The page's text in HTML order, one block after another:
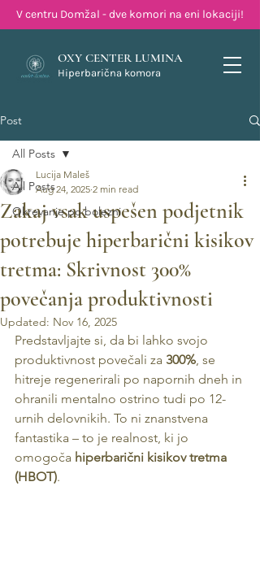
V centru Domžal - dve komori na eni lokaciji!
OXY CENTER LUMINA
Hiperbarična komora
Post
All Posts
Okrevanje po bolezni
All Posts
Zakaj vsak uspešen podjetnik
potrebuje hiperbarični kisikov
tretma: Skrivnost 300%
povečanja produktivnosti
Lucija Maleš
Aug 24, 2025 2 min read
Updated: Nov 16, 2025
Predstavljajte si, da bi lahko svojo
produktivnost povečali za 300%, se
hitreje regenerirali po napornih dneh in
ohranili mentalno ostrino tudi po 12-
urnih delovnikih. To ni znanstvena
fantastika – to je realnost, ki jo
omogoča hiperbarični kisikov tretma
(HBOT).